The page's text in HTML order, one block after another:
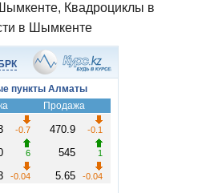
Квадроциклы в
в Шымкенте